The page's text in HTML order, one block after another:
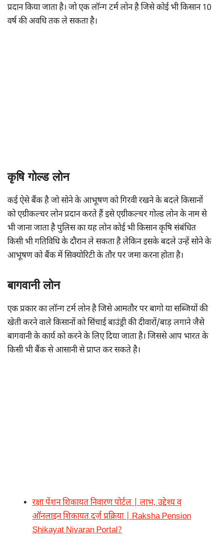
प्रदान किया जाता है। जो एक लॉन्ग टर्म लोन है जिसे कोई भी किसान 10
वर्ष की अवधि तक ले सकता है।
कृषि गोल्ड लोन
कई ऐसे बैंक है जो सोने के आभूषण को गिरवी रखने के बदले किसानों
को एग्रीकल्चर लोन प्रदान करते हैं इसे एग्रीकल्चर गोल्ड लोन के नाम से
भी जाना जाता है पुलिस का यह लोन कोई भी किसान कृषि संबंधित
किसी भी गतिविधि के दौरान ले सकता है लेकिन इसके बदले उन्हें सोने के
आभूषण को बैंक में सिक्योरिटी के तौर पर जमा करना होता है।
बागवानी लोन
एक प्रकार का लॉन्ग टर्म लोन है जिसे आमतौर पर बागो या सब्जियों की
खेती करने वाले किसानों को सिंचाई बाउंड्री की दीवारों/बाड़ लगाने जैसे
बागवानी के कार्य को करने के लिए दिया जाता है। जिससे आप भारत के
किसी भी बैंक से आसानी से प्राप्त कर सकते है।
रक्षा पेंशन शिकायत निवारण पोर्टल | लाभ, उद्देश्य व
ऑनलाइन शिकायत दर्ज़ प्रक्रिया | Raksha Pension
Shikayat Nivaran Portal?